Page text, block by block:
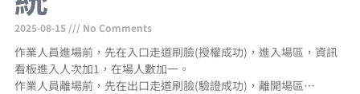
2025-08-15 No Comments
作業人員進場前，先在入口走道刷臉(授權成功)，進入場區，資訊
看板進入人次加1，在場人數加一。
作業人員離場前，先在出口走道刷臉(驗證成功)，離開場區，資訊